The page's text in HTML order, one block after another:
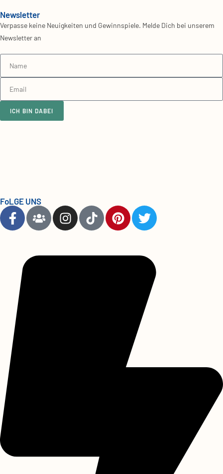
Newsletter
Verpasse keine Neuigkeiten und Gewinnspiele. Melde Dich bei unserem
Newsletter an
ICH BIN DABEI
FoLGE UNS